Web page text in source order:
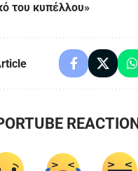
του κυπέλλου»
REACTION